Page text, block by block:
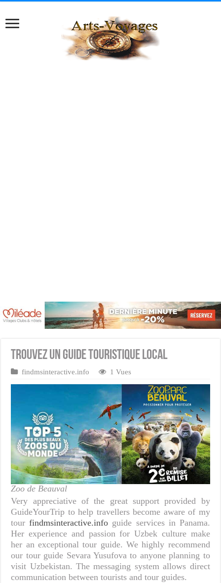
Trouvez un guide touristique local
findmsinteractive.info 1 Vues
Zoo de Beauval
Very appreciative of the great support provided by
GuideYourTrip to help travellers become aware of my
tourfindmsinteractive.info guide services in Panama.
Her experience and passion for Uzbek culture make
her an exceptional tour guide. We highly recommend
our tour guide Sevara Yusufova to anyone planning to
visit Uzbekistan. The messaging system allows direct
communication between tourists and tour guides.